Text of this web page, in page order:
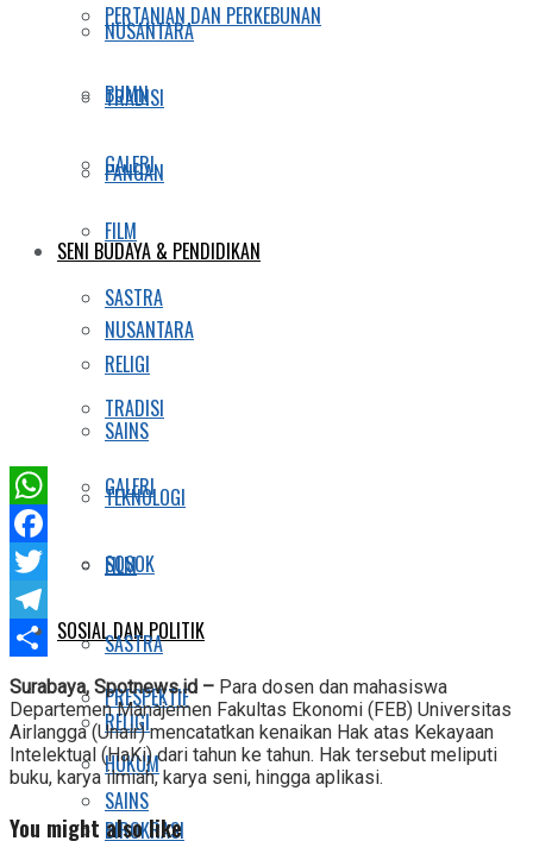
NUSANTARA
TRADISI
GALERI
FILM
SASTRA
RELIGI
SAINS
TEKNOLOGI
SOSOK
SOSIAL DAN POLITIK
PRESPEKTIF
HUKUM
BIROKRASI
PERTANIAN DAN PERKEBUNAN
BUMN
PANGAN
SENI BUDAYA & PENDIDIKAN
NUSANTARA
TRADISI
GALERI
FILM
SASTRA
RELIGI
SAINS
WhatsApp
Facebook
Twitter
Telegram
Share
Surabaya, Spotnews.id – Para dosen dan mahasiswa
Departemen Manajemen Fakultas Ekonomi (FEB) Universitas
Airlangga (Unair) mencatatkan kenaikan Hak atas Kekayaan
Intelektual (HaKi) dari tahun ke tahun. Hak tersebut meliputi
buku, karya ilmiah, karya seni, hingga aplikasi.
You might also like